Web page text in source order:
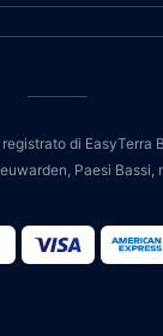
di EasyTerra
Paesi Bassi,